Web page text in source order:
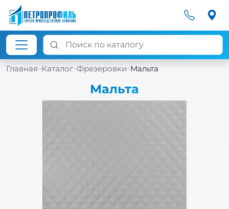
Главная→Каталог→Фрезеровки→Мальта
Мальта